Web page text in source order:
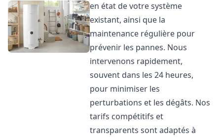
en état de votre système
existant, ainsi que la
maintenance régulière pour
prévenir les pannes. Nous
intervenons rapidement,
souvent dans les 24 heures,
pour minimiser les
perturbations et les dégâts. Nos
tarifs compétitifs et
transparents sont adaptés à